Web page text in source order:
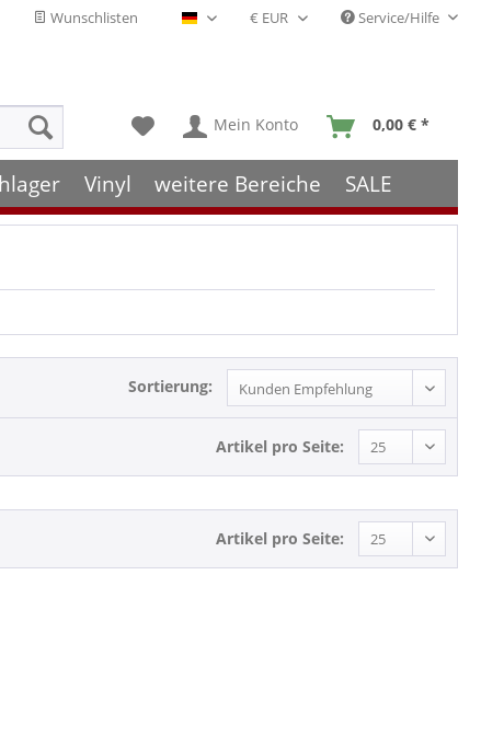
Wunschlisten Deutsch - DE Service/Hilfe
Mein Konto 0,00 € *
Vinyl weitere Bereiche SALE
Sortierung:
Artikel pro Seite:
Artikel pro Seite: